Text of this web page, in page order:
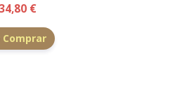
34,80 €
Comprar